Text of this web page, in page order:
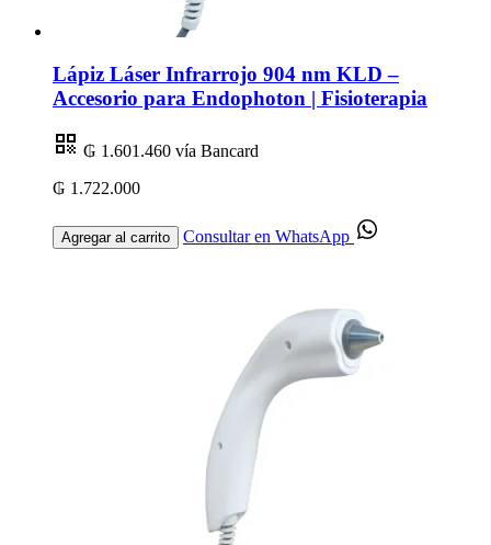
Lápiz Láser Infrarrojo 904 nm KLD –
Accesorio para Endophoton | Fisioterapia
₲ 1.601.460 vía Bancard
₲ 1.722.000
Agregar al carrito Consultar en WhatsApp